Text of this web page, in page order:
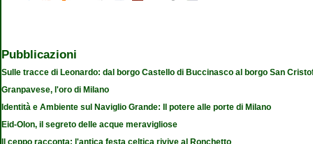
Pubblicazioni
Sulle tracce di Leonardo: dal borgo Castello di Buccinasco al borgo San
Granpavese, l'oro di Milano
Identità e Ambiente sul Naviglio Grande: Il potere alle porte di Milano
Eid-Olon, il segreto delle acque meravigliose
Il ceppo racconta: l'antica festa celtica rivive al Ronchetto